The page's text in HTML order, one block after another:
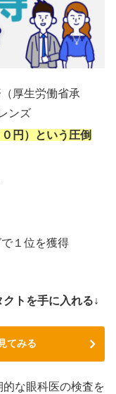
厚生労働省承
ンズ
円）という圧倒
１位を獲得
トを手に入れる↓
てみる
な眼科医の検査を